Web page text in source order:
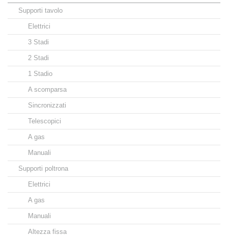
Supporti tavolo
Elettrici
3 Stadi
2 Stadi
1 Stadio
A scomparsa
Sincronizzati
Telescopici
A gas
Manuali
Supporti poltrona
Elettrici
A gas
Manuali
Altezza fissa